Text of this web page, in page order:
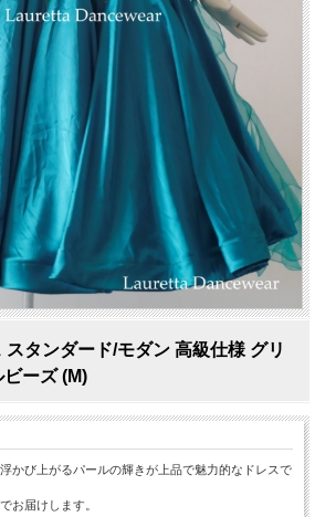
タンダード/モダン 高級仕様 グリ
ーズ (M)
かび上がるパールの輝きが上品で魅力的なドレスで
お届けします。